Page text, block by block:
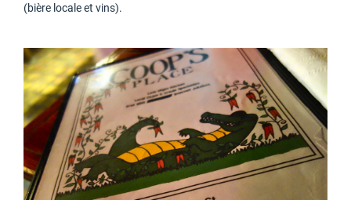
(bière locale et vins).